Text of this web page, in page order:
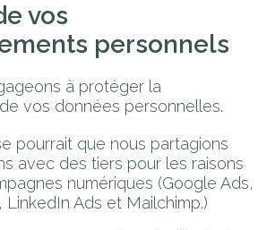
vos
personnels
à protéger la
vos données personnelles.
pourrait que nous partagions
avec des tiers pour les raisons
numériques (Google Ads,
LinkedIn Ads et Mailchimp.)